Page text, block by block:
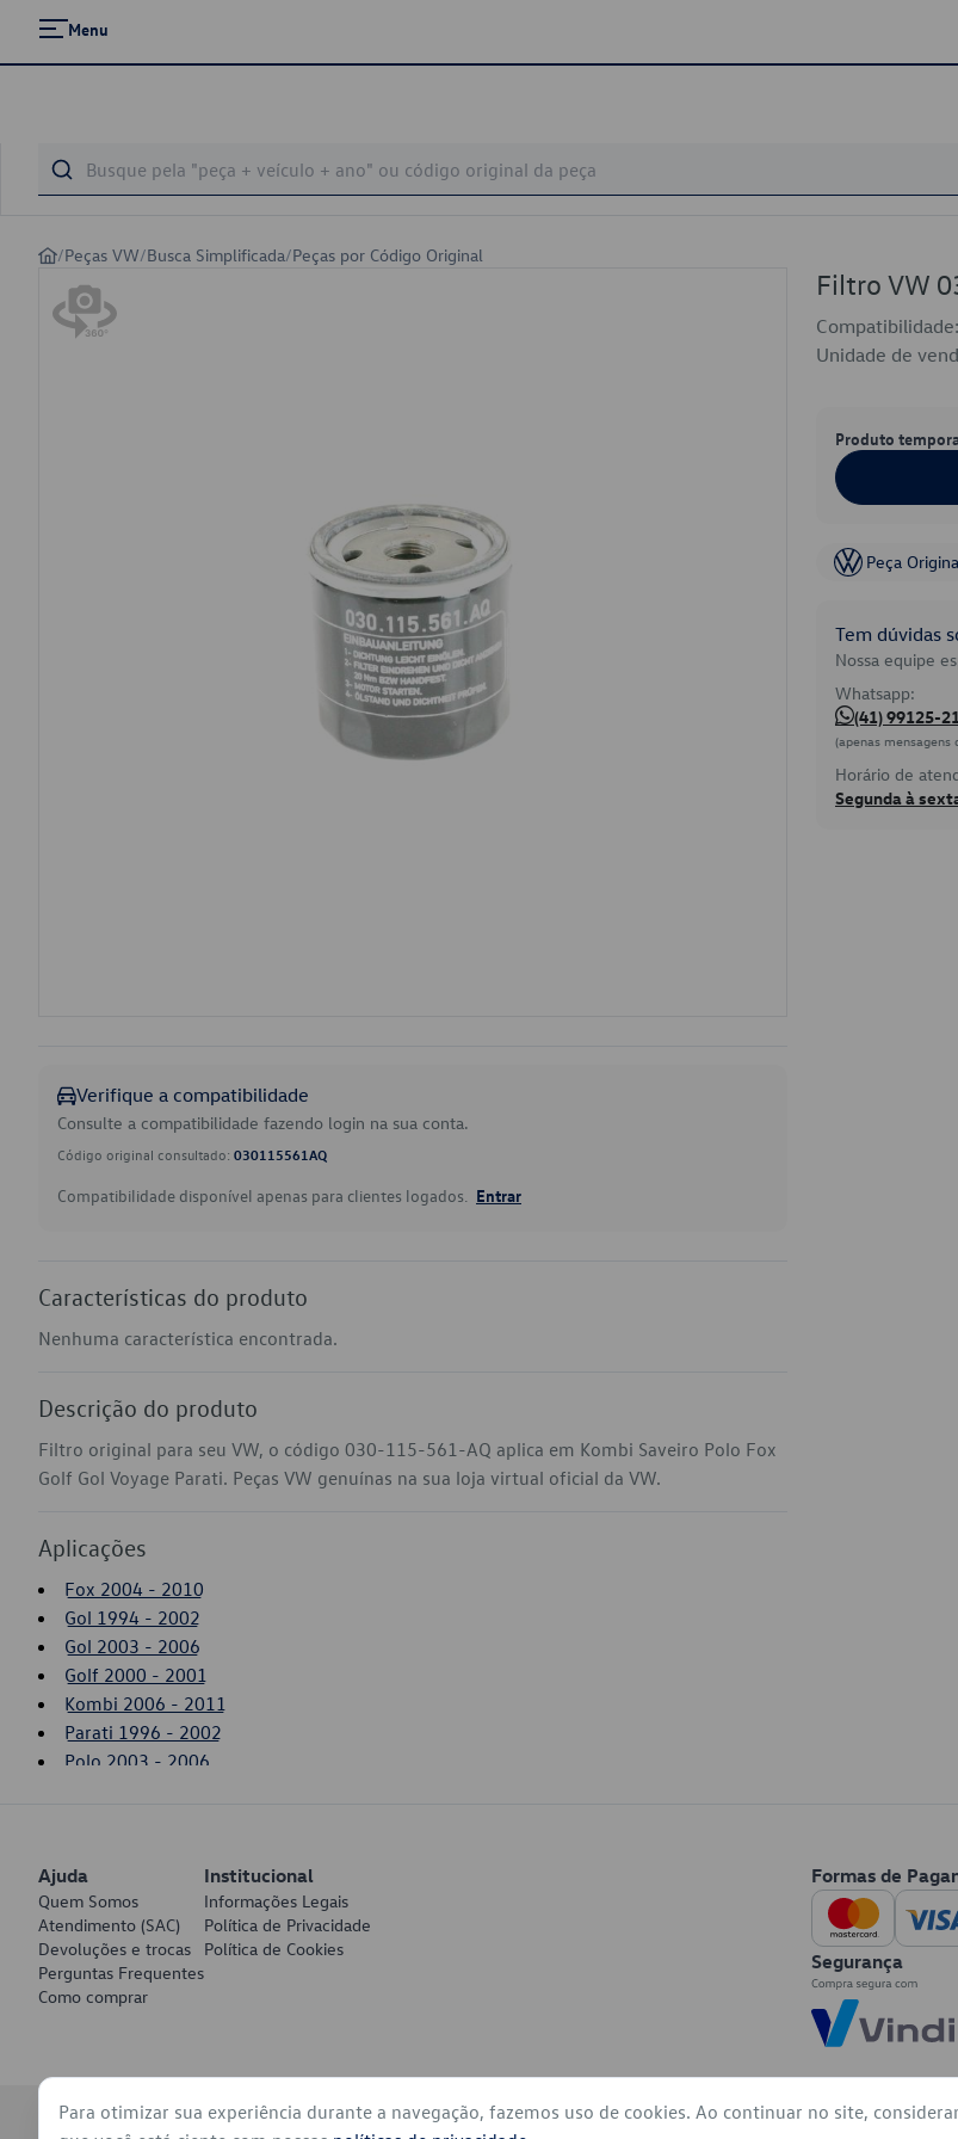
Menu
/Peças VW/Busca Simplificada/Peças por Código Original
Verifique a compatibilidade
Consulte a compatibilidade fazendo login na sua conta.
Código original consultado: 030115561AQ
Compatibilidade disponível apenas para clientes logados. Entrar
Características do produto
Nenhuma característica encontrada.
Descrição do produto
Filtro original para seu VW, o código 030-115-561-AQ aplica em Kombi Saveiro Polo Fox
Golf Gol Voyage Parati. Peças VW genuínas na sua loja virtual oficial da VW.
Aplicações
Fox 2004 - 2010
Gol 1994 - 2002
Gol 2003 - 2006
Golf 2000 - 2001
Kombi 2006 - 2011
Parati 1996 - 2002
Polo 2003 - 2006
Filtro VW
Compatibilidade:
Unidade de
Produto
Peça
Tem dúvidas
Nossa equipe
Whatsapp:
(41) 99125-
(apenas
Horário de
Segunda à
Ajuda
Quem Somos
Atendimento (SAC)
Devoluções e trocas
Perguntas Frequentes
Como comprar
Institucional
Informações Legais
Política de Privacidade
Política de Cookies
Formas de
Segurança
Para otimizar sua experiência durante a navegação, fazemos uso de cookies. Ao continuar no site,